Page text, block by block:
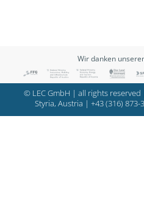
Wir danken
© LEC GmbH | all rights reserved
Styria, Austria | +43 (316) 873-